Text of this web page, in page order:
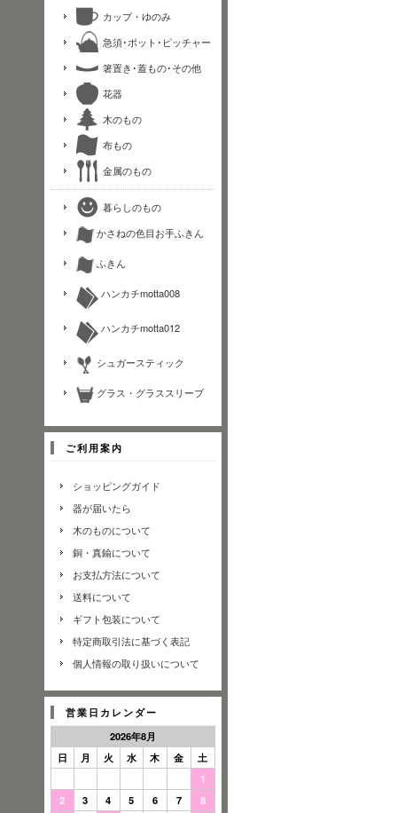
カップ・ゆのみ
急須･ポット･ピッチャー
箸置き･蓋もの･その他
花器
木のもの
布もの
金属のもの
暮らしのもの
かさねの色目お手ふきん
ふきん
ハンカチmotta008
ハンカチmotta012
シュガースティック
グラス・グラススリーブ
ご利用案内
ショッピングガイド
器が届いたら
木のものについて
銅・真鍮について
お支払方法について
送料について
ギフト包装について
特定商取引法に基づく表記
個人情報の取り扱いについて
営業日カレンダー
2026年8月
日
月 火 水 木 金
土
1
2
3 4 5 6 7
8